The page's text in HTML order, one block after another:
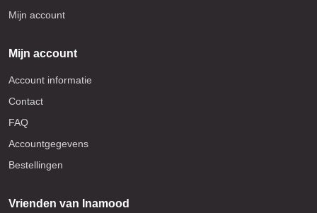
Mijn account
Mijn account
Account informatie
Contact
FAQ
Accountgegevens
Bestellingen
Vrienden van Inamood